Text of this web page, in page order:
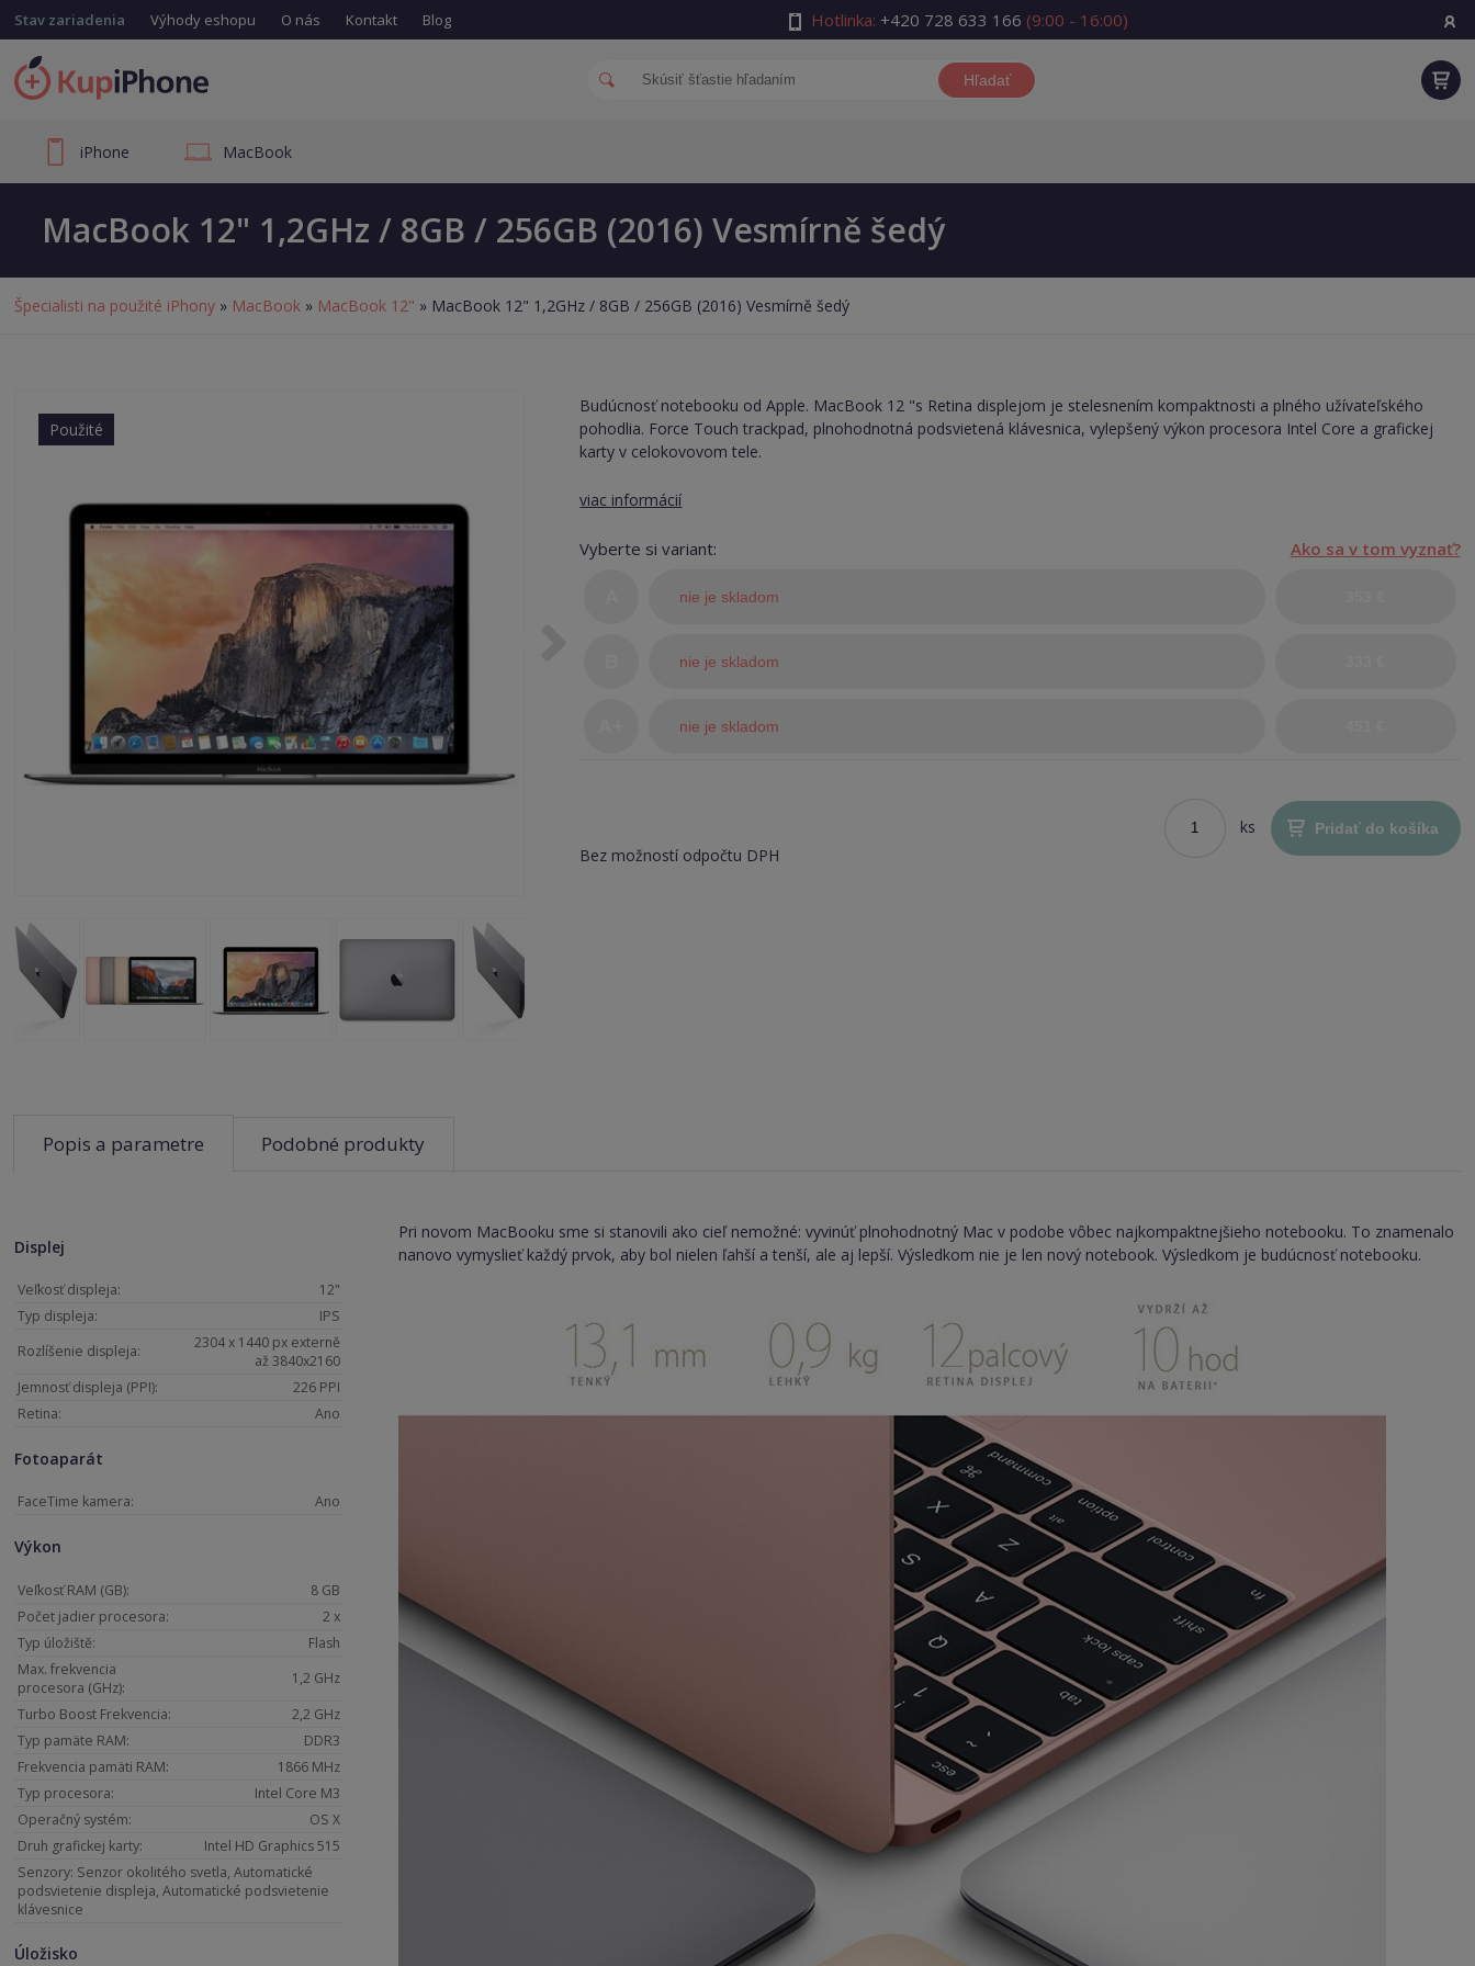
Stav zariadenia Výhody eshopu O nás Kontakt Blog Hotlinka: +420 728 633 166 (9:00 - 16:00)
Hľadať
iPhone MacBook
MacBook 12" 1,2GHz / 8GB / 256GB (2016) Vesmírně šedý
Špecialisti na použité iPhony » MacBook » MacBook 12" » MacBook 12" 1,2GHz / 8GB / 256GB (2016) Vesmírně šedý
Použité
Budúcnosť notebooku od Apple. MacBook 12 "s Retina displejom je stelesnením kompaktnosti a plného užívateľského
pohodlia. Force Touch trackpad, plnohodnotná podsvietená klávesnica, vylepšený výkon procesora Intel Core a grafickej
karty v celokovovom tele.
viac informácií
Vyberte si variant: Ako sa v tom vyznať?
nie je skladom
nie je skladom
nie je skladom
Bez možností odpočtu DPH
ks Pridať do košíka
Popis a parametre Podobné produkty
Displej
Veľkosť displeja:
12"
Typ displeja:
IPS
Rozlíšenie displeja:
2304 x 1440 px externě
až 3840x2160
Jemnosť displeja (PPI):
226 PPI
Retina:
Ano
Fotoaparát
FaceTime kamera: Ano
Výkon
Veľkosť RAM (GB):
8 GB
Počet jadier procesora:
2 x
Typ úložiště:
Flash
Max. frekvencia
procesora (GHz):
1,2 GHz
Turbo Boost Frekvencia:
2,2 GHz
Typ pamäte RAM:
DDR3
Frekvencia pamäti RAM:
1866 MHz
Typ procesora:
Intel Core M3
Operačný systém:
OS X
Druh grafickej karty:
Intel HD Graphics 515
Senzory: Senzor okolitého svetla, Automatické
podsvietenie displeja, Automatické podsvietenie
klávesnice
Úložisko
Pri novom MacBooku sme si stanovili ako cieľ nemožné: vyvinúť plnohodnotný Mac v podobe vôbec najkompaktnejšieho notebooku. To znamenalo
nanovo vymyslieť každý prvok, aby bol nielen ľahší a tenší, ale aj lepší. Výsledkom nie je len nový notebook. Výsledkom je budúcnosť notebooku.